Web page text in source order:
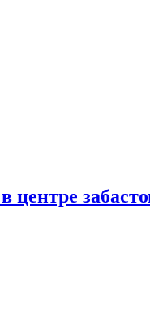
центре